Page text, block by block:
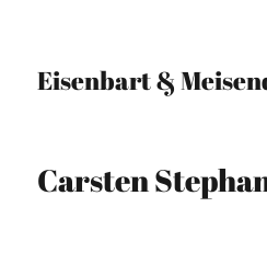
Eisenbart &
Carsten